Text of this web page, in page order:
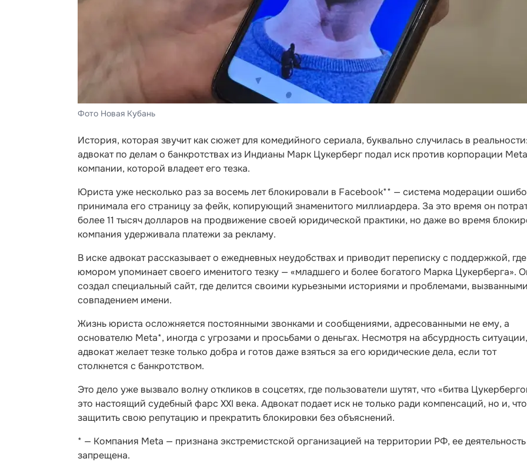
Фото Новая Кубань
История, которая звучит как сюжет для комедийного сериала, буквально случилась в реальности:
адвокат по делам о банкротствах из Индианы Марк Цукерберг подал иск против корпорации
компании, которой владеет его тезка.
Юриста уже несколько раз за восемь лет блокировали в Facebook** — система модерации
принимала его страницу за фейк, копирующий знаменитого миллиардера. За это время он
более 11 тысяч долларов на продвижение своей юридической практики, но даже во время
компания удерживала платежи за рекламу.
В иске адвокат рассказывает о ежедневных неудобствах и приводит переписку с поддержкой,
юмором упоминает своего именитого тезку — «младшего и более богатого Марка Цукерберга».
создал специальный сайт, где делится своими курьезными историями и проблемами, вызванными
совпадением имени.
Жизнь юриста осложняется постоянными звонками и сообщениями, адресованными не ему, а
основателю Meta*, иногда с угрозами и просьбами о деньгах. Несмотря на абсурдность ситуации,
адвокат желает тезке только добра и готов даже взяться за его юридические дела, если тот
столкнется с банкротством.
Это дело уже вызвало волну откликов в соцсетях, где пользователи шутят, что «битва
это настоящий судебный фарс XXI века. Адвокат подает иск не только ради компенсаций, но и,
защитить свою репутацию и прекратить блокировки без объяснений.
* — Компания Meta — признана экстремистской организацией на территории РФ, ее деятельность
запрещена.